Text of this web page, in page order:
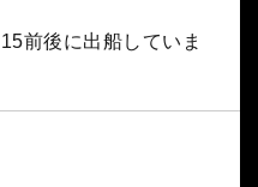
前後に出船していま